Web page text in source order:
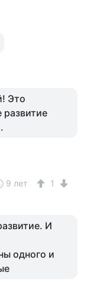
Это
9 лет 1
И
одного и